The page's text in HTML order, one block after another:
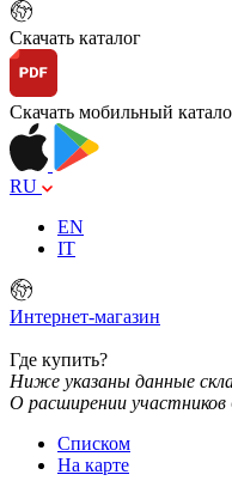
Скачать каталог
Скачать мобильный
RU
EN
IT
Интернет-магазин
Где купить?
Ниже указаны данные
О расширении
Списком
На карте